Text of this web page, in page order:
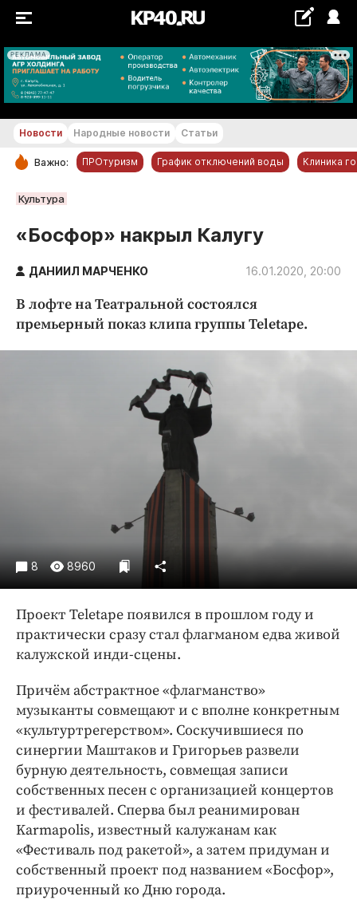
РЕКЛАМА
+30 °С
РУБРИКИ
Обнинск
Новости компаний
Статьи
Народные новости
Авто и транспорт
Недвижимость и ЖКХ
Происшествия
Спорт
Экономика и бизнес
ПРОЕКТЫ
Блоги
Медиаперсона
Интересное чтиво
Клиника года
Бренд года
Работодатель года
Новости Народные новости Статьи
Важно: ПРОтуризм График отключений воды Клиника
Культура
«Босфор» накрыл Калугу
ДАНИИЛ МАРЧЕНКО 16.01.2020, 20:00
В лофте на Театральной состоялся
премьерный показ клипа группы Teletape.
8 8960
Проект Teletape появился в прошлом году и
практически сразу стал флагманом едва живой
калужской инди-­сцены.
Причём абстрактное «флагманство»
музыканты совмещают и с вполне конкретным
«культуртрегерством». Соскучившиеся по
синергии Маштаков и Григорьев развели
бурную деятельность, совмещая записи
собственных песен с организацией концертов
и фестивалей. Сперва был реанимирован
Karmapolis, известный калужанам как
«Фестиваль под ракетой», а затем придуман и
собственный проект под названием «Босфор»,
приуроченный ко Дню города.